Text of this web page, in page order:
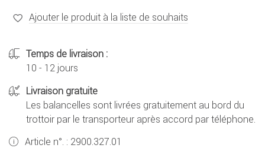
Ajouter le produit à la liste de souhaits
Temps de livraison :
10 - 12 jours
Livraison gratuite
Les balancelles sont livrées gratuitement au bord du
trottoir par le transporteur après accord par téléphone.
Article n°. : 2900.327.01